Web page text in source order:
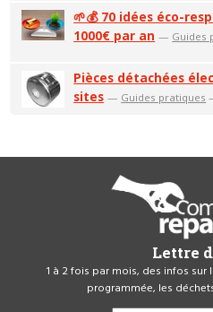
🌱💰 70 idées éco-
1000€ par an — Guides
Pièces détachées
sites — Guides pratiques
Lettre
1 à 2 fois par mois, des infos
programmée, les